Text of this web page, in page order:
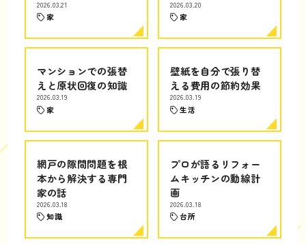
2026.03.21
家
2026.03.20
家
マンションでの張替
えと原状回復の知識
2026.03.19
家
壁紙を自分で張り替
える費用の節約効果
2026.03.19
生活
網戸の隙間問題を根
本から解決する専門
家の話
2026.03.18
知識
プロが語るリフォー
ムキッチンの動線計
画
2026.03.18
台所